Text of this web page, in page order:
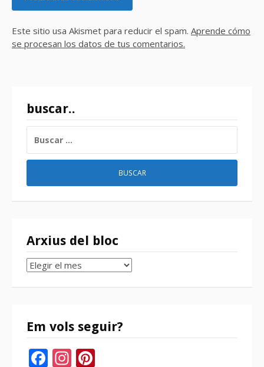
Este sitio usa Akismet para reducir el spam. Aprende cómo
se procesan los datos de tus comentarios.
buscar..
Arxius del bloc
Arxius
bloc
Em vols seguir?
Facebook
Instagram